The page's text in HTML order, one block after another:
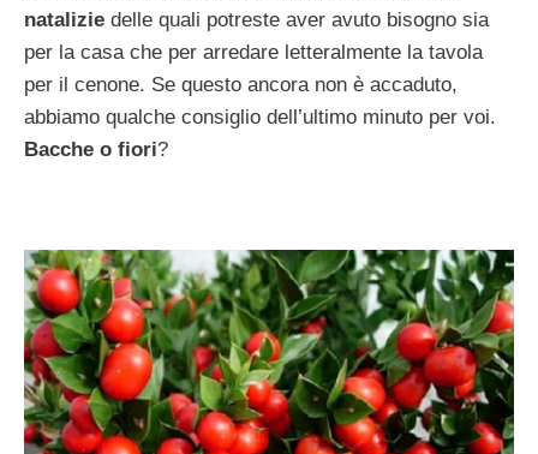
natalizie delle quali potreste aver avuto bisogno sia
per la casa che per arredare letteralmente la tavola
per il cenone. Se questo ancora non è accaduto,
abbiamo qualche consiglio dell’ultimo minuto per voi.
Bacche o fiori?